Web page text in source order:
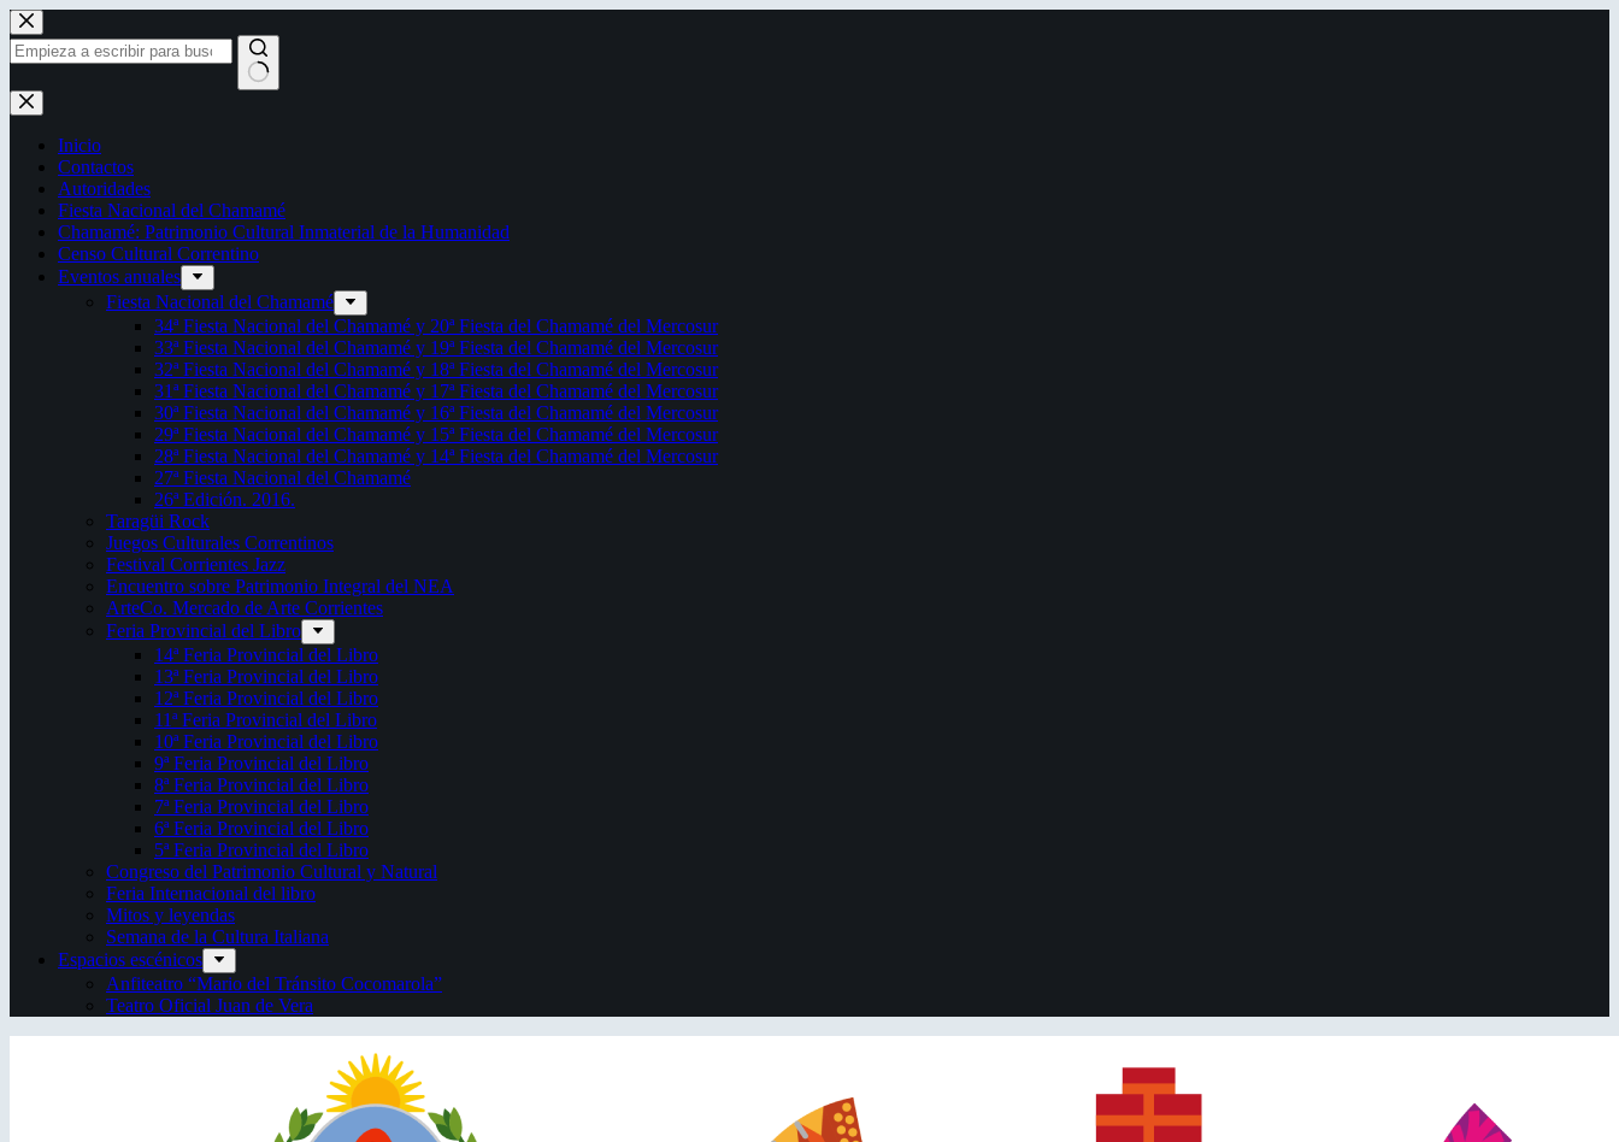
Saltar
al
contenido
Sin
resultados
Inicio
Contactos
Autoridades
Fiesta Nacional del Chamamé
Chamamé: Patrimonio Cultural Inmaterial de la Humanidad
Censo Cultural Correntino
Eventos anuales
Fiesta Nacional del Chamamé
34ª Fiesta Nacional del Chamamé y 20ª Fiesta del Chamamé del Mercosur
33ª Fiesta Nacional del Chamamé y 19ª Fiesta del Chamamé del Mercosur
32ª Fiesta Nacional del Chamamé y 18ª Fiesta del Chamamé del Mercosur
31ª Fiesta Nacional del Chamamé y 17ª Fiesta del Chamamé del Mercosur
30ª Fiesta Nacional del Chamamé y 16ª Fiesta del Chamamé del Mercosur
29ª Fiesta Nacional del Chamamé y 15ª Fiesta del Chamamé del Mercosur
28ª Fiesta Nacional del Chamamé y 14ª Fiesta del Chamamé del Mercosur
27ª Fiesta Nacional del Chamamé
26ª Edición. 2016.
Taragüi Rock
Juegos Culturales Correntinos
Festival Corrientes Jazz
Encuentro sobre Patrimonio Integral del NEA
ArteCo. Mercado de Arte Corrientes
Feria Provincial del Libro
14ª Feria Provincial del Libro
13ª Feria Provincial del Libro
12ª Feria Provincial del Libro
11ª Feria Provincial del Libro
10ª Feria Provincial del Libro
9ª Feria Provincial del Libro
8ª Feria Provincial del Libro
7ª Feria Provincial del Libro
6ª Feria Provincial del Libro
5ª Feria Provincial del Libro
Congreso del Patrimonio Cultural y Natural
Feria Internacional del libro
Mitos y leyendas
Semana de la Cultura Italiana
Espacios escénicos
Anfiteatro “Mario del Tránsito Cocomarola”
Teatro Oficial Juan de Vera